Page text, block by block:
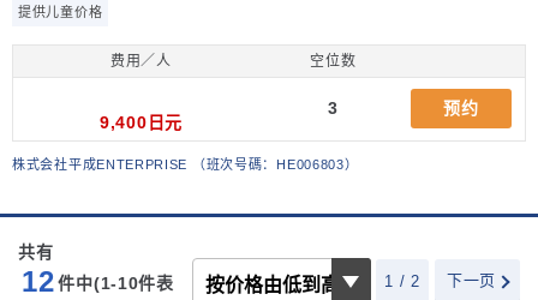
株式会社平成ENTERPRISE （班次号碼：HE006803）
提供儿童价格
费用／人 空位数
9,400日元
3 预约
共有
12 件中(1-10件表
1 / 2 下一页